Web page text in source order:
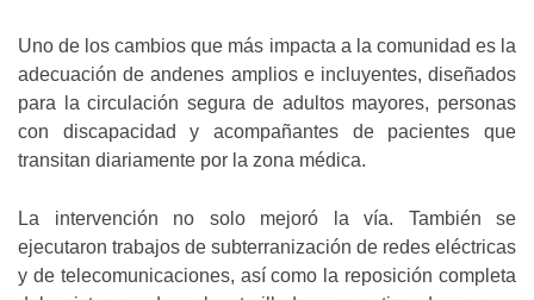
Uno de los cambios que más impacta a la comunidad es la
adecuación de andenes amplios e incluyentes, diseñados
para la circulación segura de adultos mayores, personas
con discapacidad y acompañantes de pacientes que
transitan diariamente por la zona médica.
La intervención no solo mejoró la vía. También se
ejecutaron trabajos de subterranización de redes eléctricas
y de telecomunicaciones, así como la reposición completa